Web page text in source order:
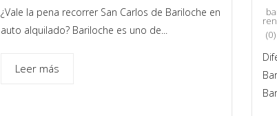
¿Vale la pena recorrer San Carlos de Bariloche en
auto alquilado? Bariloche es uno de...
Leer más
(0)